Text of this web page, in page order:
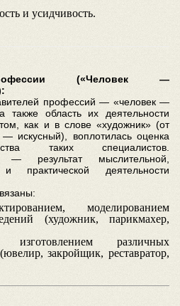
и усидчивость.
(«Человек —
профессий — «человек —
также область их деятельности
как и в слове «художник» (от
— искусный), воплотилась оценка
таких специалистов.
— результат мыслительной,
и практической деятельности
моделированием
(художник, парикмахер,
изготовлением различных
закройщик, реставратор,